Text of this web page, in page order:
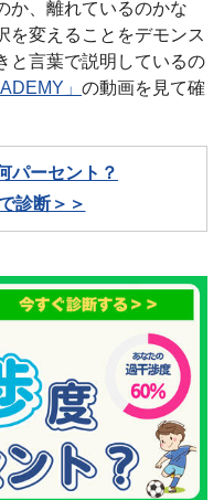
か、離れているのかな
を変えることをデモンス
と言葉で説明しているの
」 の動画を見て確
パーセント？
診断＞＞